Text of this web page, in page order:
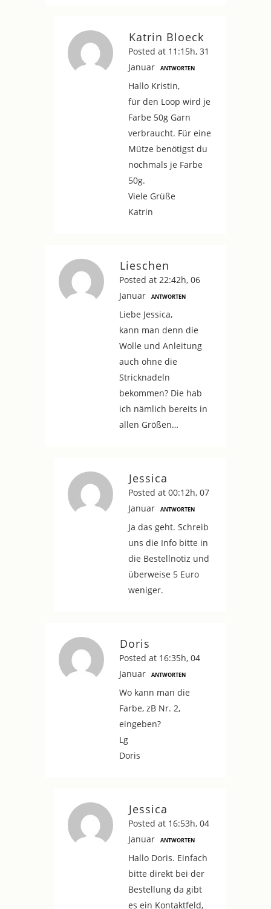
Katrin Bloeck
Posted at 11:15h, 31
Januar
ANTWORTEN
Hallo Kristin,
für den Loop wird je
Farbe 50g Garn
verbraucht. Für eine
Mütze benötigst du
nochmals je Farbe
50g.
Viele Grüße
Katrin
Lieschen
Posted at 22:42h, 06
Januar
ANTWORTEN
Liebe Jessica,
kann man denn die
Wolle und Anleitung
auch ohne die
Stricknadeln
bekommen? Die hab
ich nämlich bereits in
allen Größen…
Jessica
Posted at 00:12h, 07
Januar
ANTWORTEN
Ja das geht. Schreib
uns die Info bitte in
die Bestellnotiz und
überweise 5 Euro
weniger.
Doris
Posted at 16:35h, 04
Januar
ANTWORTEN
Wo kann man die
Farbe, zB Nr. 2,
eingeben?
Lg
Doris
Jessica
Posted at 16:53h, 04
Januar
ANTWORTEN
Hallo Doris. Einfach
bitte direkt bei der
Bestellung da gibt
es ein Kontaktfeld,